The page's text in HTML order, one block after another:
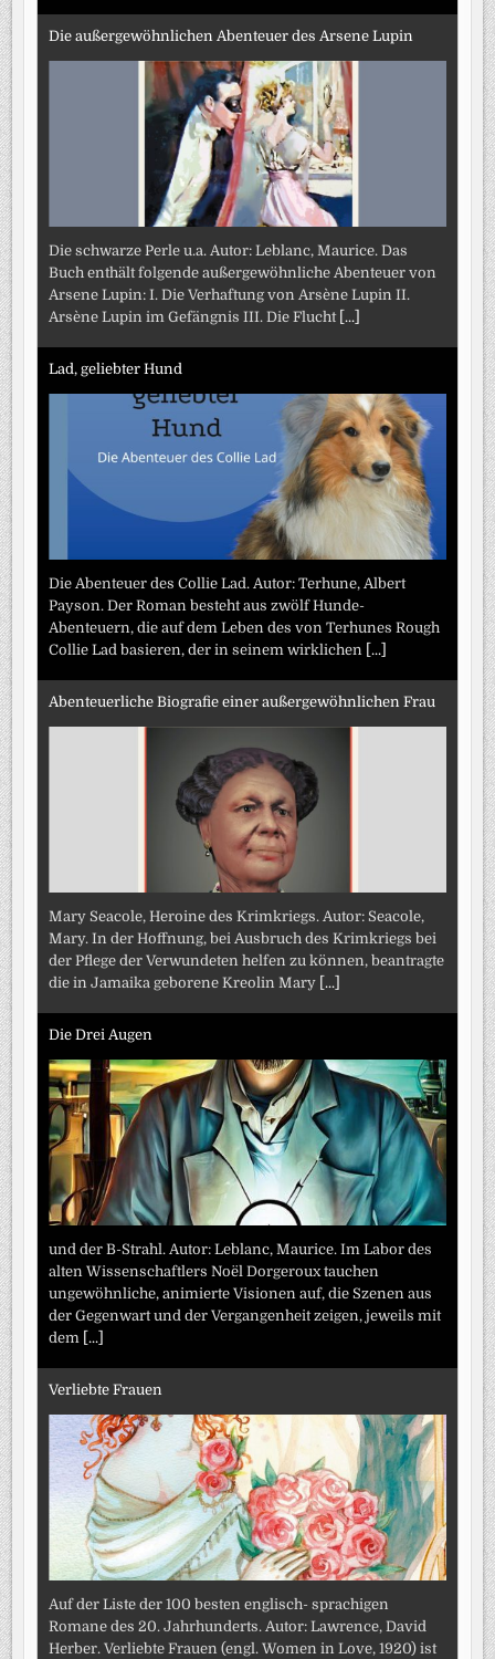
Die außergewöhnlichen Abenteuer des Arsene Lupin
Die schwarze Perle u.a. Autor: Leblanc, Maurice. Das
Buch enthält folgende außergewöhnliche Abenteuer von
Arsene Lupin: I. Die Verhaftung von Arsène Lupin II.
Arsène Lupin im Gefängnis III. Die Flucht [...]
Lad, geliebter Hund
Die Abenteuer des Collie Lad. Autor: Terhune, Albert
Payson. Der Roman besteht aus zwölf Hunde-
Abenteuern, die auf dem Leben des von Terhunes Rough
Collie Lad basieren, der in seinem wirklichen [...]
Abenteuerliche Biografie einer außergewöhnlichen Frau
Mary Seacole, Heroine des Krimkriegs. Autor: Seacole,
Mary. In der Hoffnung, bei Ausbruch des Krimkriegs bei
der Pflege der Verwundeten helfen zu können, beantragte
die in Jamaika geborene Kreolin Mary [...]
Die Drei Augen
und der B-Strahl. Autor: Leblanc, Maurice. Im Labor des
alten Wissenschaftlers Noël Dorgeroux tauchen
ungewöhnliche, animierte Visionen auf, die Szenen aus
der Gegenwart und der Vergangenheit zeigen, jeweils mit
dem [...]
Verliebte Frauen
Auf der Liste der 100 besten englisch- sprachigen
Romane des 20. Jahrhunderts. Autor: Lawrence, David
Herber. Verliebte Frauen (engl. Women in Love, 1920) ist